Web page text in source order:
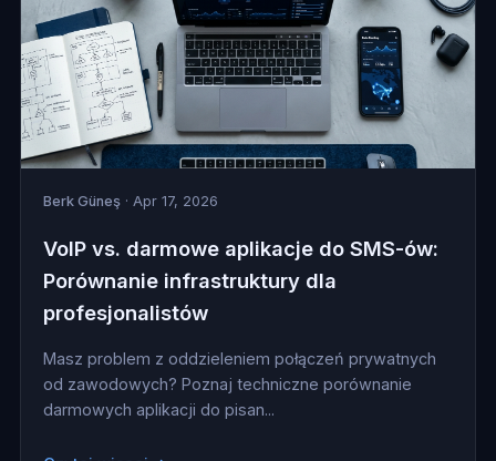
Berk Güneş· Apr 17, 2026
VoIP vs. darmowe aplikacje do SMS-ów:
Porównanie infrastruktury dla
profesjonalistów
Masz problem z oddzieleniem połączeń prywatnych
od zawodowych? Poznaj techniczne porównanie
darmowych aplikacji do pisan...